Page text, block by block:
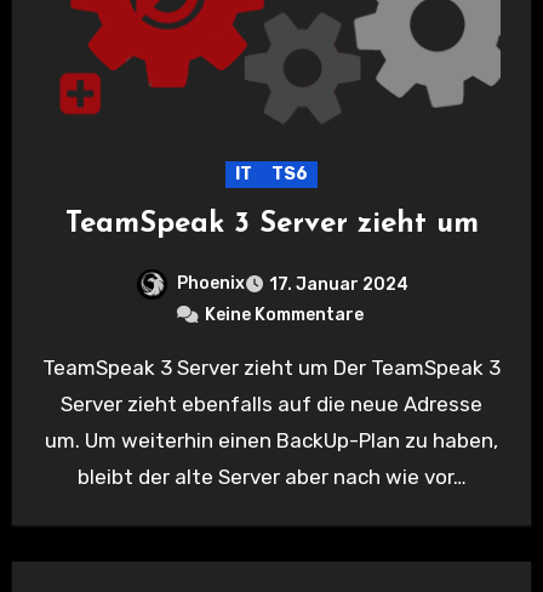
IT TS6
TeamSpeak 3 Server zieht um
Phoenix
17. Januar 2024
Keine Kommentare
TeamSpeak 3 Server zieht um Der TeamSpeak 3
Server zieht ebenfalls auf die neue Adresse
um. Um weiterhin einen BackUp-Plan zu haben,
bleibt der alte Server aber nach wie vor…